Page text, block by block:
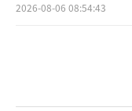
2026-08-06 08:54:43